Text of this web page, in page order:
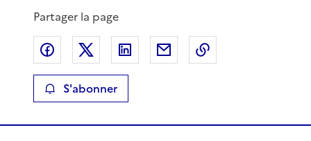
Partager la page
Partager sur Facebook
Partager sur XPartager sur LinkedIn
Partager par email
S'abonner